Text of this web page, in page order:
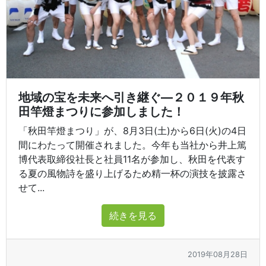
地域の宝を未来へ引き継ぐ―２０１９年秋
田竿燈まつりに参加しました！
「秋田竿燈まつり」が、8月3日(土)から6日(火)の4日
間にわたって開催されました。今年も当社から井上篤
博代表取締役社長と社員11名が参加し、秋田を代表す
る夏の風物詩を盛り上げるため精一杯の演技を披露さ
せて...
続きを見る
2019年08月28日